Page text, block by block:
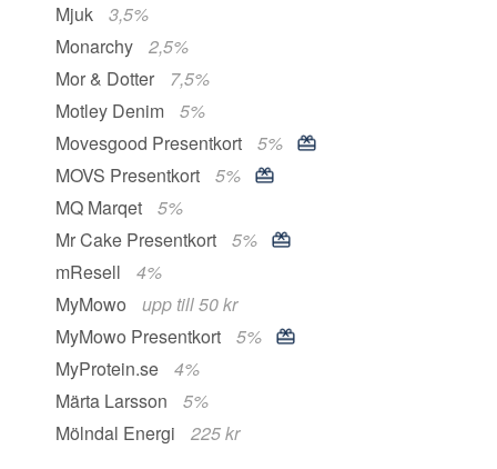
Mjuk
3,5%
Monarchy
2,5%
Mor & Dotter
7,5%
Motley Denim
5%
Movesgood Presentkort
5%
MOVS Presentkort
5%
MQ Marqet
5%
Mr Cake Presentkort
5%
mResell
4%
MyMowo
upp till 50 kr
MyMowo Presentkort
5%
MyProtein.se
4%
Märta Larsson
5%
Mölndal Energi
225 kr